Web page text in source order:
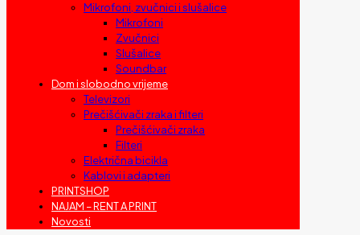
Mikrofoni, zvučnici i slušalice
Mikrofoni
Zvučnici
Slušalice
Soundbar
Dom i slobodno vrijeme
Televizori
Prečišćivači zraka i filteri
Prečišćivači zraka
Filteri
Električna bicikla
Kablovi i adapteri
PRINTSHOP
NAJAM – RENT A PRINT
Novosti